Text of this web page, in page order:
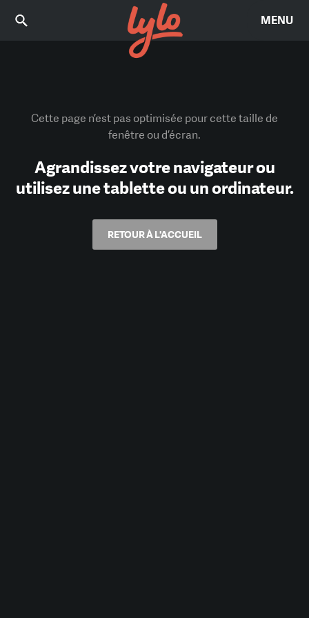
MENU
Cette page n’est pas optimisée pour cette taille de
fenêtre ou d’écran.
Agrandissez votre navigateur ou
utilisez une tablette ou un ordinateur.
RETOUR À L'ACCUEIL